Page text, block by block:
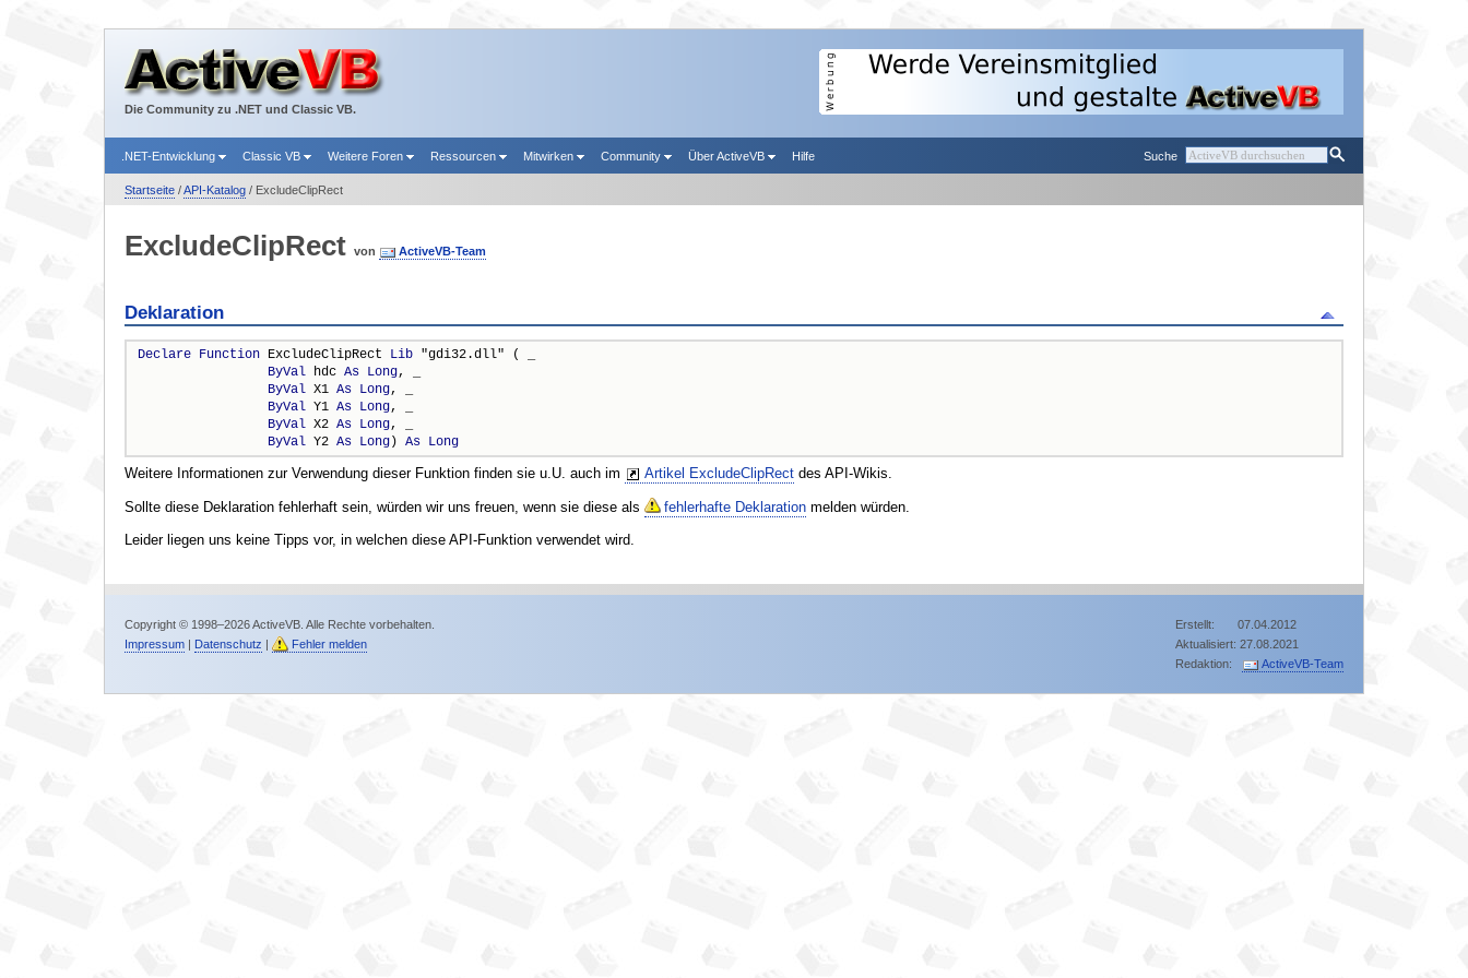
Die Community zu .NET und Classic VB.
Suche
.NET-Entwicklung Classic VB Weitere Foren Ressourcen Mitwirken Community Über ActiveVB Hilfe
Startseite/API-Katalog/ ExcludeClipRect
ExcludeClipRect von ActiveVB-Team
Deklaration
Declare Function ExcludeClipRect Lib "gdi32.dll" ( _
ByVal hdc As Long, _
ByVal X1 As Long, _
ByVal Y1 As Long, _
ByVal X2 As Long, _
ByVal Y2 As Long) As Long
Weitere Informationen zur Verwendung dieser Funktion finden sie u.U. auch im Artikel ExcludeClipRectdes API-Wikis.
Sollte diese Deklaration fehlerhaft sein, würden wir uns freuen, wenn sie diese als fehlerhafte Deklarationmelden würden.
Leider liegen uns keine Tipps vor, in welchen diese API-Funktion verwendet wird.
Erstellt: 07.04.2012
Aktualisiert: 27.08.2021
Redaktion:
ActiveVB-Team
Copyright © 1998–2026 ActiveVB. Alle Rechte vorbehalten.
Impressum| Datenschutz Fehler melden